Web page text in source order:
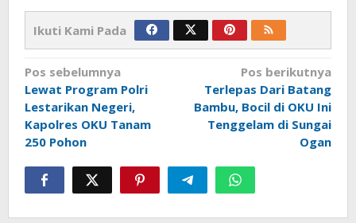
Ikuti Kami Pada
Navigasi
pos
Pos sebelumnya
Lewat Program Polri
Lestarikan Negeri,
Kapolres OKU Tanam
250 Pohon
Pos berikutnya
Terlepas Dari Batang
Bambu, Bocil di OKU Ini
Tenggelam di Sungai
Ogan